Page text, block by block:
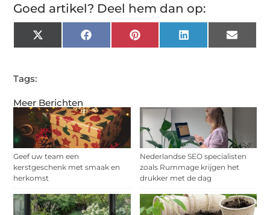
Meer Berichten
Geef uw team een
kerstgeschenk met smaak en
herkomst
Nederlandse SEO specialisten
zoals Rummage krijgen het
drukker met de dag
Goed artikel? Deel hem dan op:
X
(Twitter)
Facebook Pinterest LinkedIn Email
Tags: